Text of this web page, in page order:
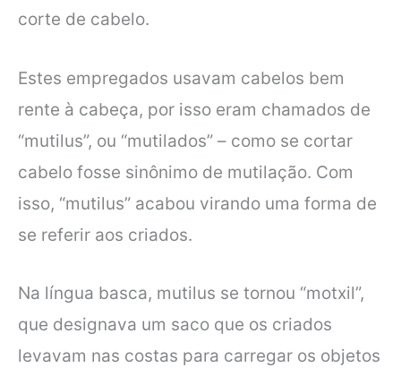
corte de cabelo.
Estes empregados usavam cabelos bem
rente à cabeça, por isso eram chamados de
“mutilus”, ou “mutilados” – como se cortar
cabelo fosse sinônimo de mutilação. Com
isso, “mutilus” acabou virando uma forma de
se referir aos criados.
Na língua basca, mutilus se tornou “motxil”,
que designava um saco que os criados
levavam nas costas para carregar os objetos